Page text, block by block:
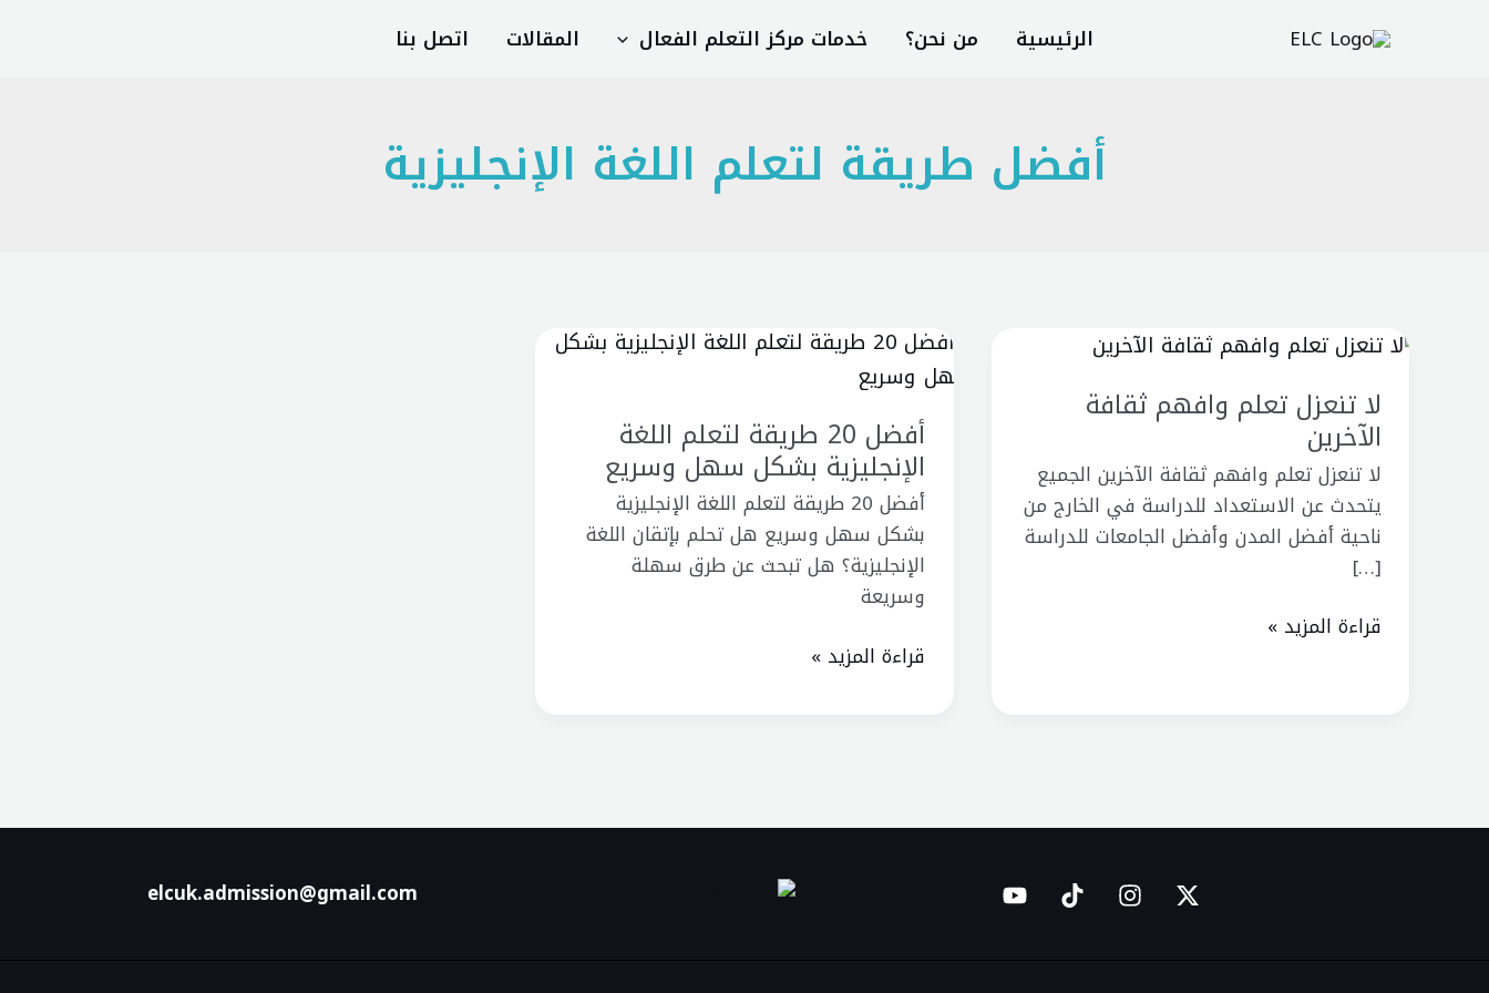
الرئيسية من نحن؟ خدمات مركز التعلم الفعال المقالات اتصل بنا
أفضل طريقة لتعلم اللغة الإنجليزية
لا تنعزل تعلم وافهم ثقافة
الآخرين
لا تنعزل تعلم وافهم ثقافة الآخرين الجميع
يتحدث عن الاستعداد للدراسة في الخارج من
ناحية أفضل المدن وأفضل الجامعات للدراسة
[…]
لا
تعلم
وافهم
ثقافة
الآخرين
قراءة المزيد »
أفضل 20 طريقة لتعلم اللغة
الإنجليزية بشكل سهل وسريع
أفضل 20 طريقة لتعلم اللغة الإنجليزية
بشكل سهل وسريع هل تحلم بإتقان اللغة
الإنجليزية؟ هل تبحث عن طرق سهلة
وسريعة
أفضل
20
لتعلم
اللغة
الإنجليزية
بشكل
سهل
وسريع
قراءة المزيد »
elcuk.admission@gmail.com